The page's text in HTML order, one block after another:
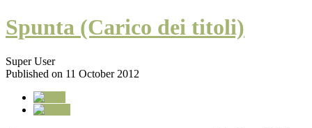
Spunta (Carico dei titoli)
Super User
Published on 11 October 2012